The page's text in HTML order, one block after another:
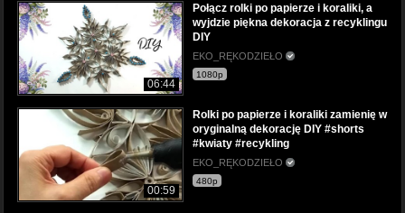
06:44
Połącz rolki po papierze i koraliki, a
wyjdzie piękna dekoracja z recyklingu
DIY
EKO_RĘKODZIEŁO
1080p
00:59
Rolki po papierze i koraliki zamienię w
oryginalną dekorację DIY #shorts
#kwiaty #recykling
EKO_RĘKODZIEŁO
480p